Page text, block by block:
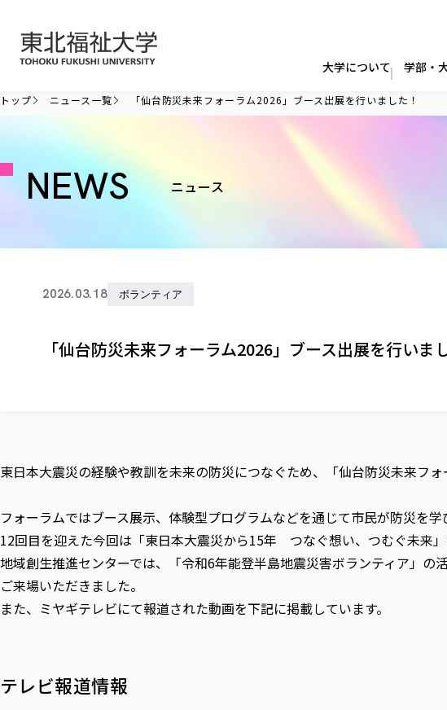
大学について 学部・
トップ ニュース一覧 「仙台防災未来フォーラム2026」ブース出展を行いました！
NEWS ニュース
2026.03.18 ボランティア
「仙台防災未来フォーラム2026」ブース出展を行いま
東日本大震災の経験や教訓を未来の防災につなぐため、「仙台防災未来フ
フォーラムではブース展示、体験型プログラムなどを通じて市民が防災を
12回目を迎えた今回は「東日本大震災から15年 つなぐ想い、つむぐ未来
地域創生推進センターでは、「令和6年能登半島地震災害ボランティア」
ご来場いただきました。
また、ミヤギテレビにて報道された動画を下記に掲載しています。
テレビ報道情報